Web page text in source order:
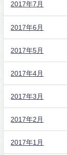
2017年7月
2017年6月
2017年5月
2017年4月
2017年3月
2017年2月
2017年1月